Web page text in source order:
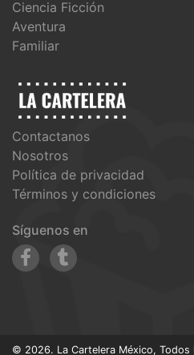
Ciencia Ficción
Aventura
Familiar
Contactanos
Nosotros
Política de privacidad
Términos y condiciones
Síguenos en
© 2026. La Cartelera México,